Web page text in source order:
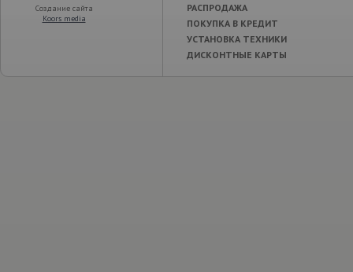
Создание сайта
Koors media
РАСПРОДАЖА
ПОКУПКА В КРЕДИТ
УСТАНОВКА ТЕХНИКИ
ДИСКОНТНЫЕ КАРТЫ